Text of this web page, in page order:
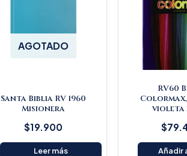
AGOTADO
Santa Biblia RV 1960
Misionera
$19.900
Leer más
RV60
violeta
$
Añadir